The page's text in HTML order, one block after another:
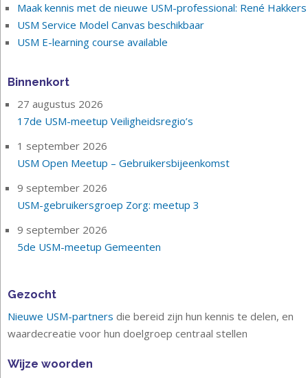
Maak kennis met de nieuwe USM-professional: René Hakkers
USM Service Model Canvas beschikbaar
USM E-learning course available
Binnenkort
27 augustus 2026
17de USM-meetup Veiligheidsregio’s
1 september 2026
USM Open Meetup – Gebruikersbijeenkomst
9 september 2026
USM-gebruikersgroep Zorg: meetup 3
9 september 2026
5de USM-meetup Gemeenten
Gezocht
Nieuwe USM-partners die bereid zijn hun kennis te delen, en
waardecreatie voor hun doelgroep centraal stellen
Wijze woorden